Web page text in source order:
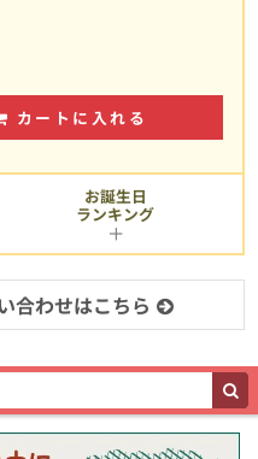
カートに入れる
お誕生日
ランキング
合わせはこちら